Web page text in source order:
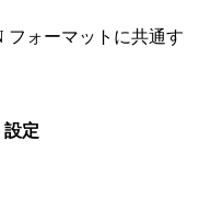
フォーマットに共通す
設定